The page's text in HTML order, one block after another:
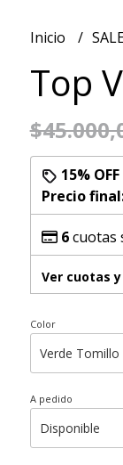
Inicio
Top
15% OFF
Precio
6cuotas
Ver cuotas
Color
A pedido